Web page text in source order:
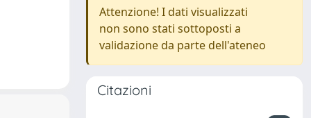
Attenzione! I dati visualizzati
non sono stati sottoposti a
validazione da parte dell'ateneo
Citazioni